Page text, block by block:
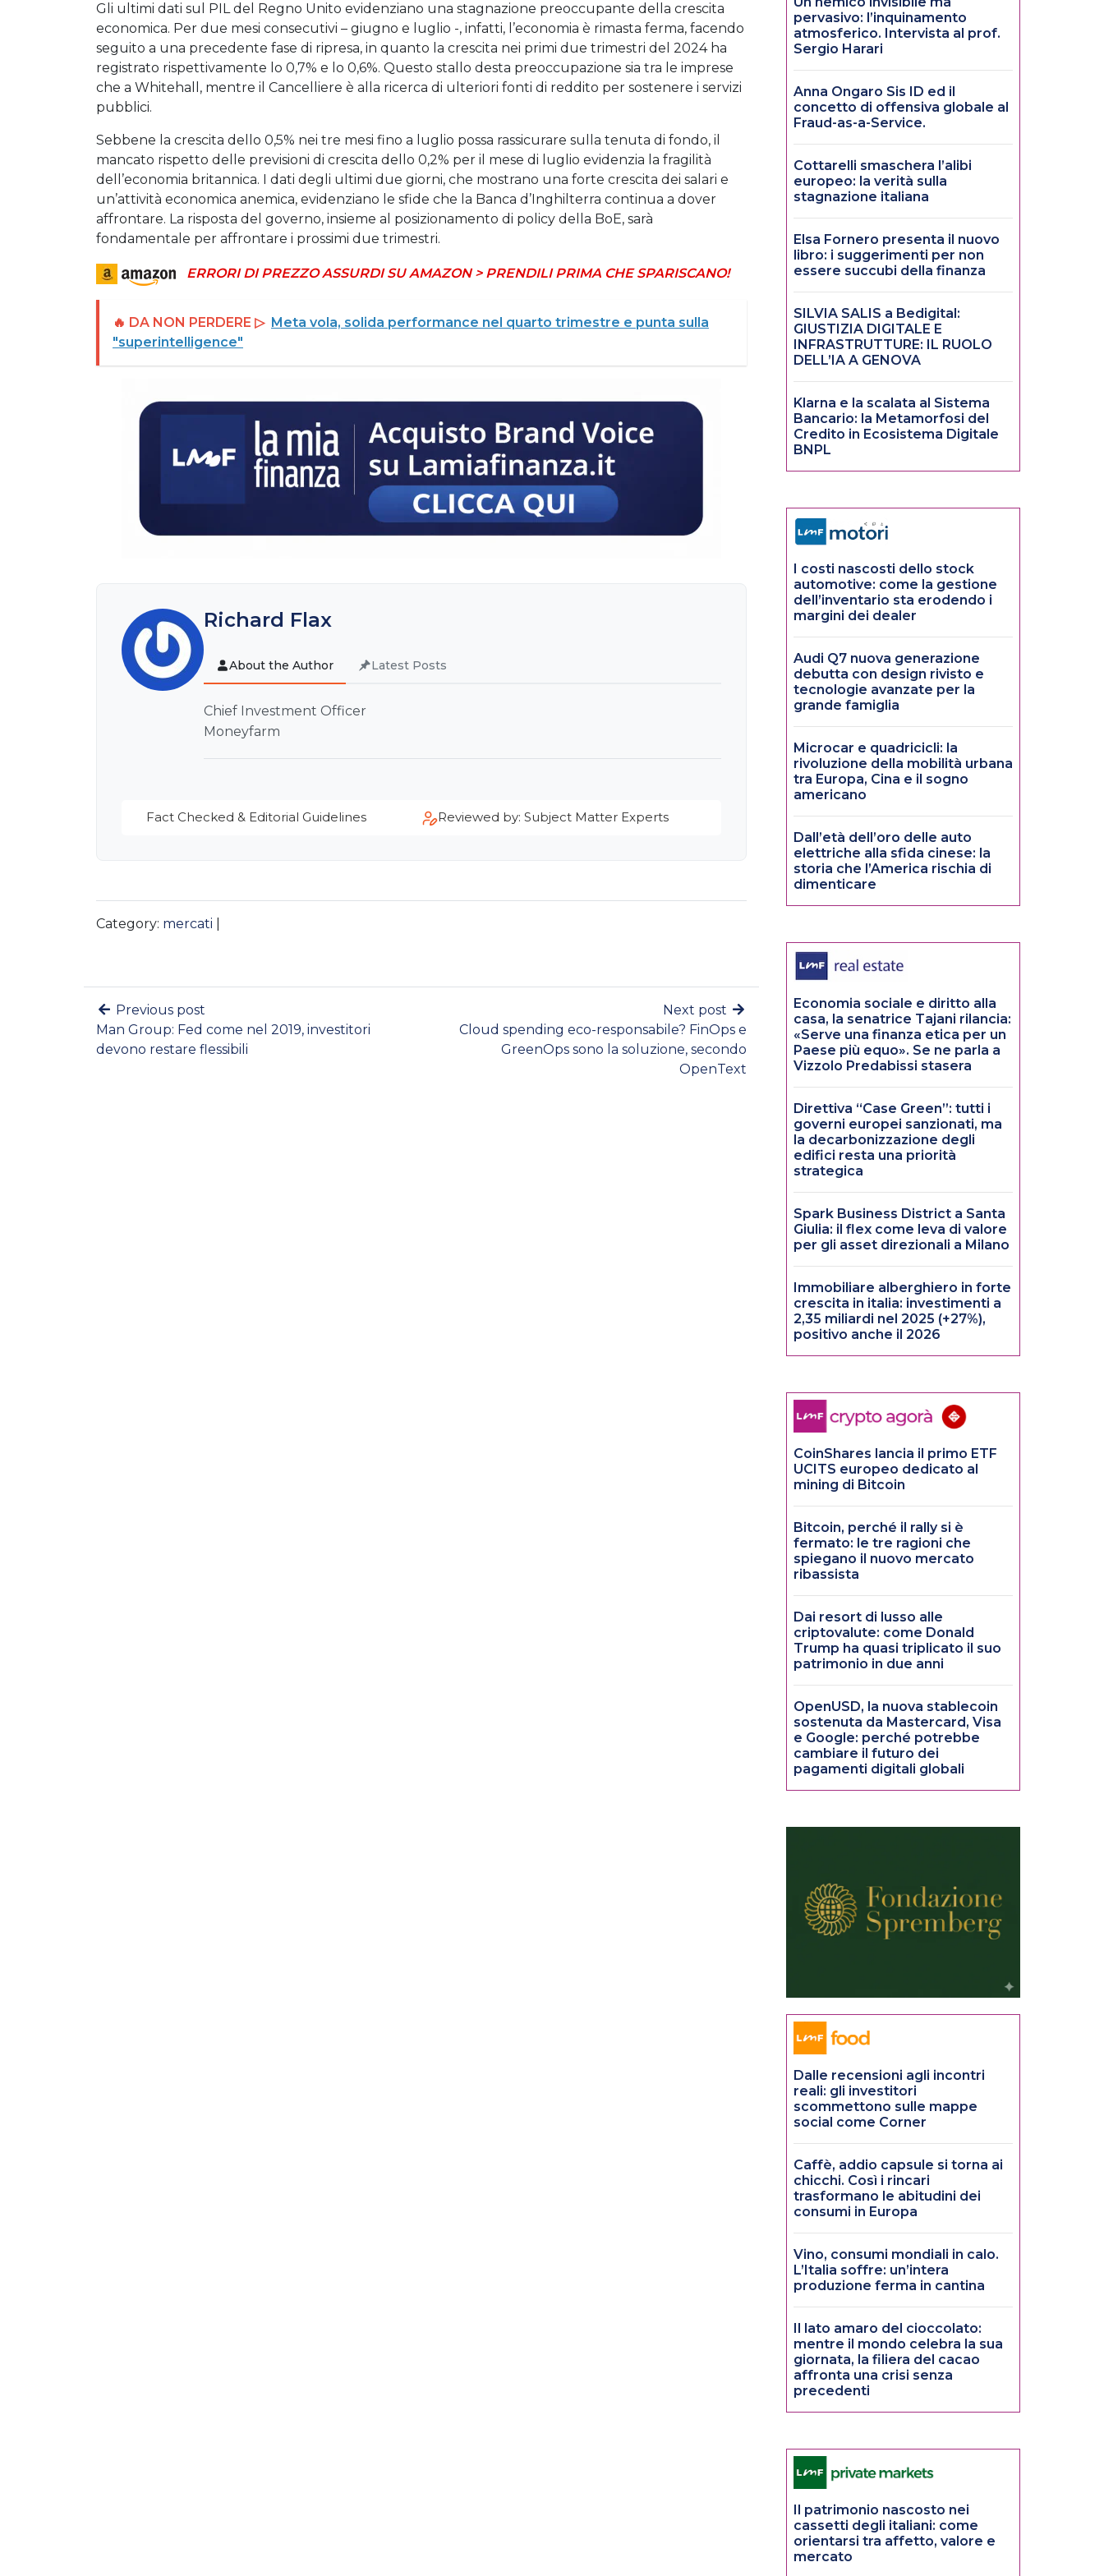
Gli ultimi dati sul PIL del Regno Unito evidenziano una stagnazione preoccupante della crescita
economica. Per due mesi consecutivi – giugno e luglio -, infatti, l’economia è rimasta ferma, facendo
seguito a una precedente fase di ripresa, in quanto la crescita nei primi due trimestri del 2024 ha
registrato rispettivamente lo 0,7% e lo 0,6%. Questo stallo desta preoccupazione sia tra le imprese
che a Whitehall, mentre il Cancelliere è alla ricerca di ulteriori fonti di reddito per sostenere i servizi
pubblici.
Sebbene la crescita dello 0,5% nei tre mesi fino a luglio possa rassicurare sulla tenuta di fondo, il
mancato rispetto delle previsioni di crescita dello 0,2% per il mese di luglio evidenzia la fragilità
dell’economia britannica. I dati degli ultimi due giorni, che mostrano una forte crescita dei salari e
un’attività economica anemica, evidenziano le sfide che la Banca d’Inghilterra continua a dover
affrontare. La risposta del governo, insieme al posizionamento di policy della BoE, sarà
fondamentale per affrontare i prossimi due trimestri.
ERRORI DI PREZZO ASSURDI SU AMAZON > PRENDILI PRIMA CHE SPARISCANO!
🔥 DA NON PERDERE ▷ Meta vola, solida performance nel quarto trimestre e punta sulla
"superintelligence"
Richard Flax
About the Author Latest Posts
Chief Investment Officer
Moneyfarm
Fact Checked & Editorial Guidelines Reviewed by: Subject Matter Experts
Category: mercati
Previous post
Man Group: Fed come nel 2019, investitori
devono restare flessibili
Next post
Cloud spending eco-responsabile? FinOps e
GreenOps sono la soluzione, secondo
OpenText
pervasivo: l’inquinamento
atmosferico. Intervista al prof.
Sergio Harari
Anna Ongaro Sis ID ed il
concetto di offensiva globale al
Fraud-as-a-Service.
Cottarelli smaschera l’alibi
europeo: la verità sulla
stagnazione italiana
Elsa Fornero presenta il nuovo
libro: i suggerimenti per non
essere succubi della finanza
SILVIA SALIS a Bedigital:
GIUSTIZIA DIGITALE E
INFRASTRUTTURE: IL RUOLO
DELL’IA A GENOVA
Klarna e la scalata al Sistema
Bancario: la Metamorfosi del
Credito in Ecosistema Digitale
BNPL
I costi nascosti dello stock
automotive: come la gestione
dell’inventario sta erodendo i
margini dei dealer
Audi Q7 nuova generazione
debutta con design rivisto e
tecnologie avanzate per la
grande famiglia
Microcar e quadricicli: la
rivoluzione della mobilità urbana
tra Europa, Cina e il sogno
americano
Dall’età dell’oro delle auto
elettriche alla sfida cinese: la
storia che l’America rischia di
dimenticare
Economia sociale e diritto alla
casa, la senatrice Tajani rilancia:
«Serve una finanza etica per un
Paese più equo». Se ne parla a
Vizzolo Predabissi stasera
Direttiva “Case Green”: tutti i
governi europei sanzionati, ma
la decarbonizzazione degli
edifici resta una priorità
strategica
Spark Business District a Santa
Giulia: il flex come leva di valore
per gli asset direzionali a Milano
Immobiliare alberghiero in forte
crescita in italia: investimenti a
2,35 miliardi nel 2025 (+27%),
positivo anche il 2026
CoinShares lancia il primo ETF
UCITS europeo dedicato al
mining di Bitcoin
Bitcoin, perché il rally si è
fermato: le tre ragioni che
spiegano il nuovo mercato
ribassista
Dai resort di lusso alle
criptovalute: come Donald
Trump ha quasi triplicato il suo
patrimonio in due anni
OpenUSD, la nuova stablecoin
sostenuta da Mastercard, Visa
e Google: perché potrebbe
cambiare il futuro dei
pagamenti digitali globali
Dalle recensioni agli incontri
reali: gli investitori
scommettono sulle mappe
social come Corner
Caffè, addio capsule si torna ai
chicchi. Così i rincari
trasformano le abitudini dei
consumi in Europa
Vino, consumi mondiali in calo.
L’Italia soffre: un’intera
produzione ferma in cantina
Il lato amaro del cioccolato:
mentre il mondo celebra la sua
giornata, la filiera del cacao
affronta una crisi senza
precedenti
Il patrimonio nascosto nei
cassetti degli italiani: come
orientarsi tra affetto, valore e
mercato